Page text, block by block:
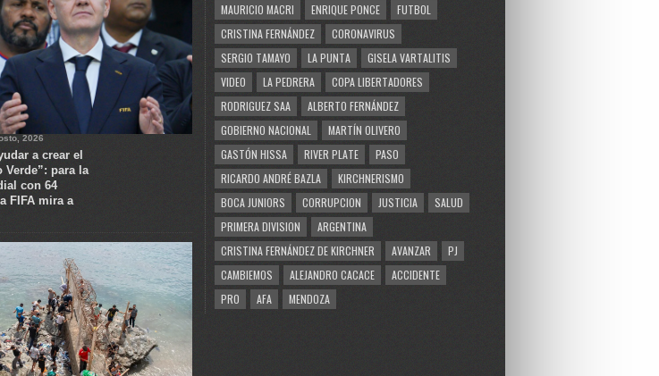
2026
a crear el
Verde”: para la
con 64
FIFA mira a
MAURICIO MACRI
ENRIQUE PONCE
FUTBOL
CRISTINA FERNÁNDEZ
CORONAVIRUS
SERGIO TAMAYO
LA PUNTA
GISELA VARTALITIS
VIDEO
LA PEDRERA
COPA LIBERTADORES
RODRIGUEZ SAA
ALBERTO FERNÁNDEZ
GOBIERNO NACIONAL
MARTÍN OLIVERO
GASTÓN HISSA
RIVER PLATE
PASO
RICARDO ANDRÉ BAZLA
KIRCHNERISMO
BOCA JUNIORS
CORRUPCION JUSTICIA
SALUD
PRIMERA DIVISION
ARGENTINA
CRISTINA FERNÁNDEZ DE KIRCHNER
AVANZAR
PJ
CAMBIEMOS
ALEJANDRO CACACE
ACCIDENTE
PRO
AFA MENDOZA